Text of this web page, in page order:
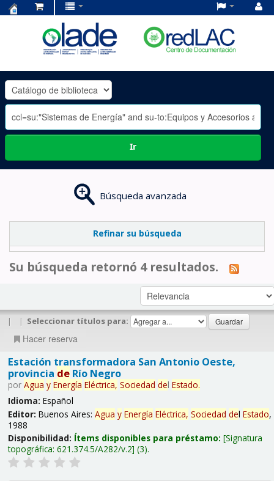
OLADE
-
Ir
Búsqueda avanzada
Refinar su búsqueda
Su búsqueda retornó 4 resultados.
| | Seleccionar títulos para:
Hacer reserva
Estación transformadora San Antonio Oeste,
provincia deRío Negro
por Agua y Energía Eléctrica, Sociedad del Estado.
Idioma: Español
Editor: Buenos Aires: Agua y Energía Eléctrica, Sociedad del Estado,
1988
Disponibilidad: Ítems disponibles para préstamo: Signatura
topográfica: 621.374.5/A282/v.2 (3).